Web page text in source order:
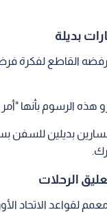
بديلة
رفضه القاطع
هذه الرسوم بأنها
بديلين للسفن
الرحلات
لقواعد الاتحاد